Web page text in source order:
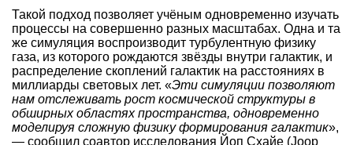
Такой подход позволяет учёным одновременно изучать
процессы на совершенно разных масштабах. Одна и та
же симуляция воспроизводит турбулентную физику
газа, из которого рождаются звёзды внутри галактик, и
распределение скоплений галактик на расстояниях в
миллиарды световых лет. «Эти симуляции позволяют
нам отслеживать рост космической структуры в
обширных областях пространства, одновременно
моделируя сложную физику формирования галактик»,
— сообщил соавтор исследования Йоп Схайе (Joop